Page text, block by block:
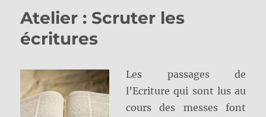
Atelier : Scruter les
écritures
Les passages de
l’Ecriture qui sont lus au
cours des messes font